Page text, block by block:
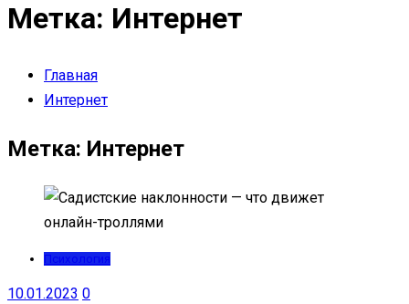
Метка: Интернет
Главная
Интернет
Метка: Интернет
Психология
10.01.2023 0